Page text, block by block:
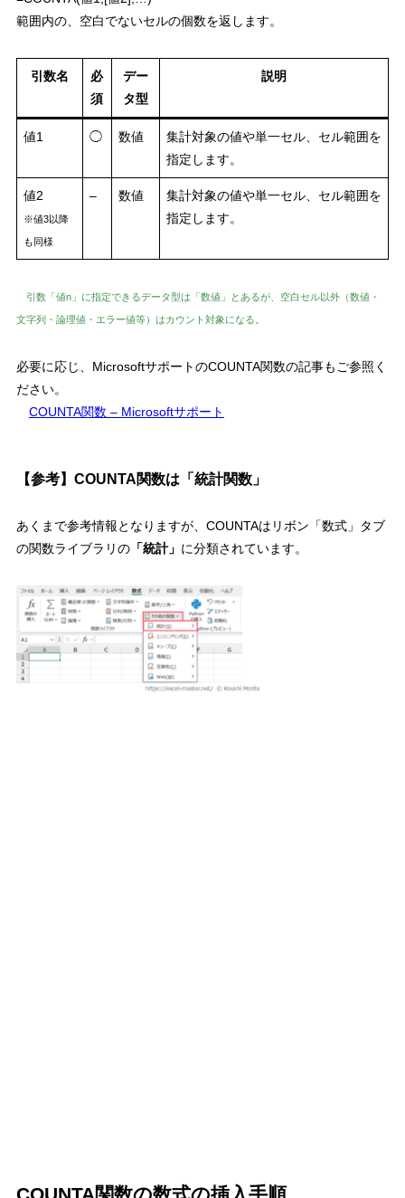
範囲内の、空白でないセルの個数を返します。
引数名
必
須
デー
タ型
説明
値1 ◯ 数値
集計対象の値や単一セル、セル範囲を
指定します。
値2
※値3以降
も同様
– 数値
集計対象の値や単一セル、セル範囲を
指定します。
引数「値n」に指定できるデータ型は「数値」とあるが、空白セル以外（数値・
文字列・論理値・エラー値等）はカウント対象になる。
必要に応じ、MicrosoftサポートのCOUNTA関数の記事もご参照く
ださい。
COUNTA関数 – Microsoftサポート
【参考】COUNTA関数は「統計関数」
あくまで参考情報となりますが、COUNTAはリボン「数式」タブ
の関数ライブラリの「統計」 に分類されています。
COUNTA関数の数式の挿入手順